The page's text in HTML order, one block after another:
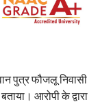
पुत्र फौजलू निवासी
आरोपी के द्वारा